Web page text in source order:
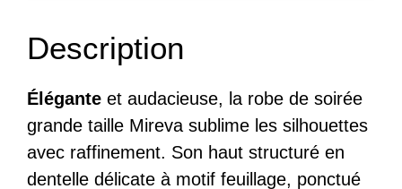
En
–
Mireva
Description
Élégante et audacieuse, la robe de soirée
grande taille Mireva sublime les silhouettes
avec raffinement. Son haut structuré en
dentelle délicate à motif feuillage, ponctué